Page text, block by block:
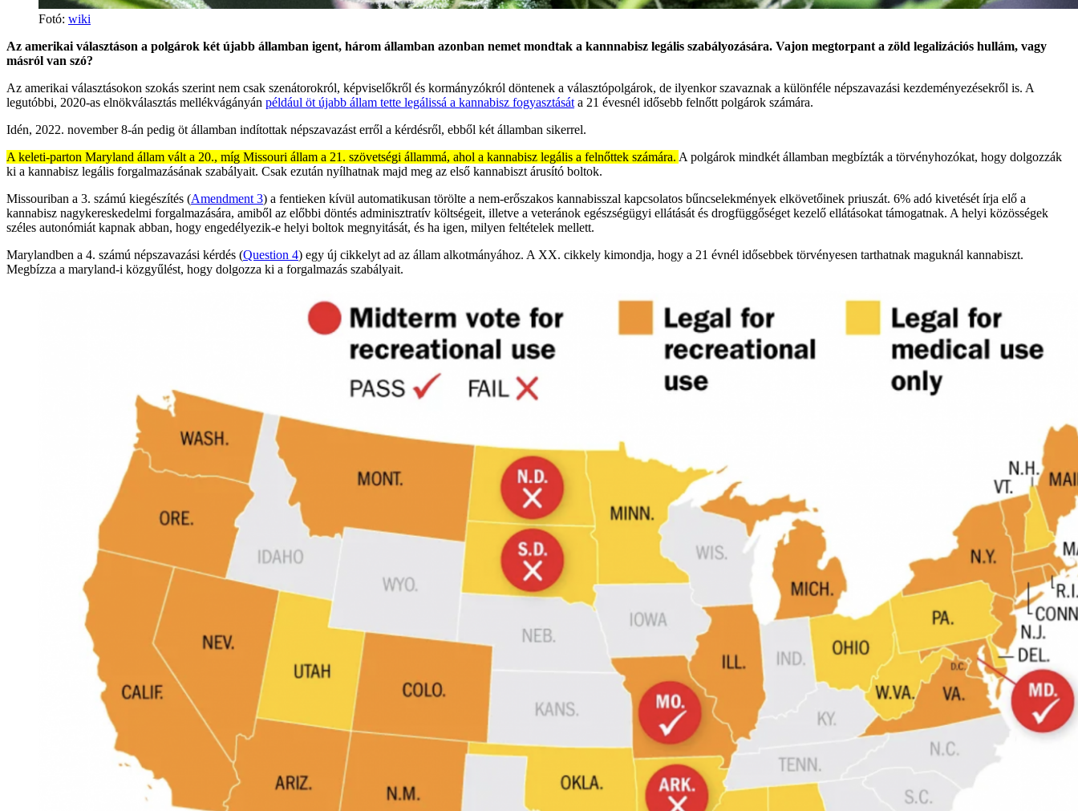
Fotó: wiki
Az amerikai választáson a polgárok két újabb államban igent, három államban azonban nemet mondtak a kannnabisz legális szabályozására. Vajon megtorpant a zöld legalizációs hullám, vagy
másról van szó?
Az amerikai választásokon szokás szerint nem csak szenátorokról, képviselőkről és kormányzókról döntenek a választópolgárok, de ilyenkor szavaznak a különféle népszavazási kezdeményezésekről is. A
legutóbbi, 2020-as elnökválasztás mellékvágányán például öt újabb állam tette legálissá a kannabisz fogyasztását a 21 évesnél idősebb felnőtt polgárok számára.
Idén, 2022. november 8-án pedig öt államban indítottak népszavazást erről a kérdésről, ebből két államban sikerrel.
A keleti-parton Maryland állam vált a 20., míg Missouri állam a 21. szövetségi állammá, ahol a kannabisz legális a felnőttek számára. A polgárok mindkét államban megbízták a törvényhozókat, hogy dolgozzák
ki a kannabisz legális forgalmazásának szabályait. Csak ezután nyílhatnak majd meg az első kannabiszt árusító boltok.
Missouriban a 3. számú kiegészítés (Amendment 3) a fentieken kívül automatikusan törölte a nem-erőszakos kannabisszal kapcsolatos bűncselekmények elkövetőinek priuszát. 6% adó kivetését írja elő a
kannabisz nagykereskedelmi forgalmazására, amiből az előbbi döntés adminisztratív költségeit, illetve a veteránok egészségügyi ellátását és drogfüggőséget kezelő ellátásokat támogatnak. A helyi közösségek
széles autonómiát kapnak abban, hogy engedélyezik-e helyi boltok megnyitását, és ha igen, milyen feltételek mellett.
Marylandben a 4. számú népszavazási kérdés (Question 4) egy új cikkelyt ad az állam alkotmányához. A XX. cikkely kimondja, hogy a 21 évnél idősebbek törvényesen tarthatnak maguknál kannabiszt.
Megbízza a maryland-i közgyűlést, hogy dolgozza ki a forgalmazás szabályait.